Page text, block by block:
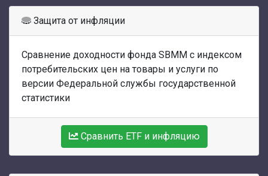
Защита от инфляции
Сравнение доходности фонда SBMM с индексом
потребительских цен на товары и услуги по
версии Федеральной службы государственной
статистики
Сравнить ETF и инфляцию